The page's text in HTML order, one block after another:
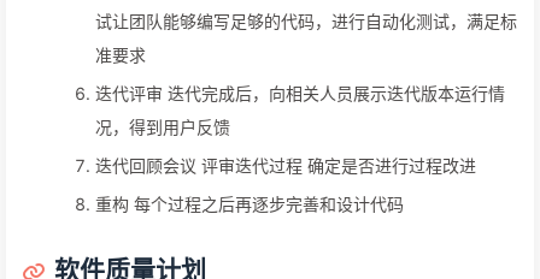
试让团队能够编写足够的代码，进行自动化测试，满足标
准要求
迭代评审 迭代完成后，向相关人员展示迭代版本运行情
况，得到用户反馈
迭代回顾会议 评审迭代过程 确定是否进行过程改进
重构 每个过程之后再逐步完善和设计代码
软件质量计划